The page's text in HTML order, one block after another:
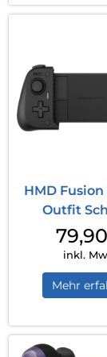
HMD
Outfit
79,90
inkl.
Mehr